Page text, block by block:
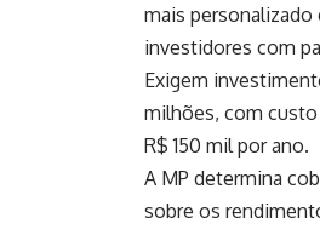
mais personalizado
investidores com
Exigem
milhões, com
R$ 150 mil por ano.
A MP determina
sobre os